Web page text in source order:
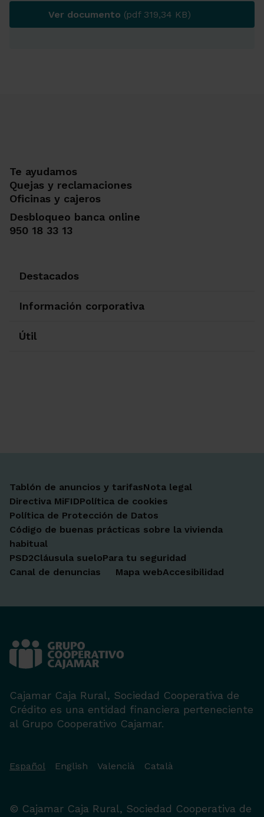
Ver documento (pdf 319,34 KB)
Te ayudamos
Quejas y reclamaciones
Oficinas y cajeros
Desbloqueo banca online
950 18 33 13
Destacados
Información corporativa
Útil
Tablón de anuncios y tarifasNota legal
Directiva MiFIDPolítica de cookies
Política de Protección de Datos
Código de buenas prácticas sobre la vivienda
habitual
PSD2Cláusula sueloPara tu seguridad
Canal de denuncias
Mapa webAccesibilidad
Cajamar Caja Rural, Sociedad Cooperativa de
Crédito es una entidad financiera perteneciente
al Grupo Cooperativo Cajamar.
Español English Valencià Català
© Cajamar Caja Rural, Sociedad Cooperativa de